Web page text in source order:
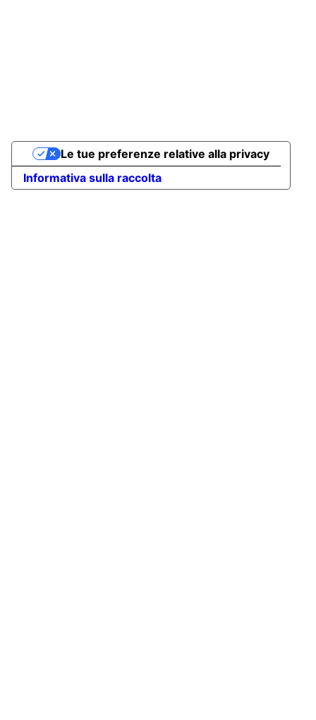
Informativa sulla raccolta
Le tue preferenze relative alla privacy